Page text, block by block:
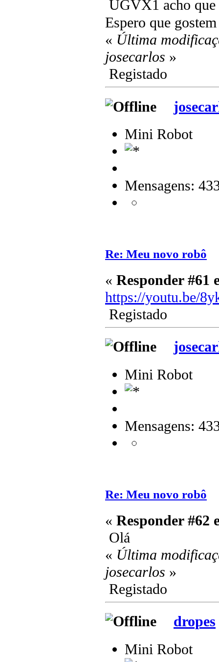
UGVX1 acho que
Espero que
« Última
josecarlos »
Registado
Mini Robot
Mensagens:
Re: Meu novo robô
« Responder #61
https://youtu.be/
Registado
Mini Robot
Mensagens:
Re: Meu novo robô
« Responder #62
Olá
« Última
josecarlos »
Registado
dropes
Mini Robot